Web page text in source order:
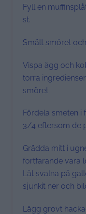
Fyll en
st.
Smält smöret
Vispa ägg och
torra
smöret.
Fördela smeten i
3/4 eftersom de
Grädda mitt i
fortfarande vara
Låt svalna på
sjunkit ner och
Lägg grovt